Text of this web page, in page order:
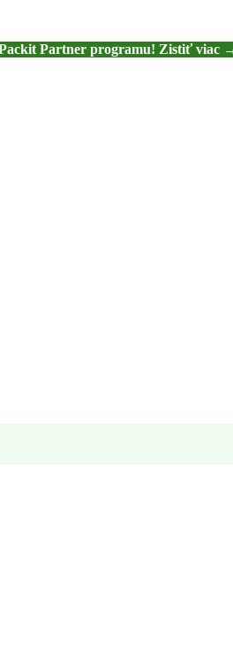
Partner programu! Zistiť viac